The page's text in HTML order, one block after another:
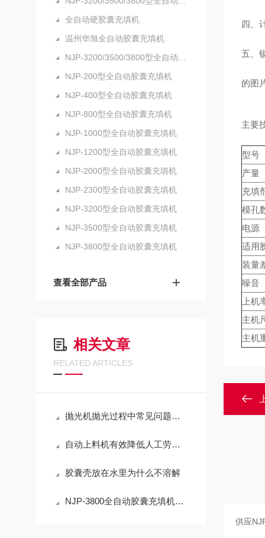
全自动硬胶囊充填机
温州华旭全自动胶囊充填机
NJP-200型全自动胶囊充填机
NJP-400型全自动胶囊充填机
NJP-800型全自动胶囊充填机
NJP-1000型全自动胶囊充填机
NJP-1200型全自动胶囊充填机
NJP-2000型全自动胶囊充填机
NJP-2300型全自动胶囊充填机
NJP-3200型全自动胶囊充填机
NJP-3500型全自动胶囊充填机
NJP-3800型全自动胶囊充填机
查看全部产品
相关文章
RELATED ARTICLES
抛光机抛光过程中常见问题的解决方法
自动上料机有效降低人工劳动强度提高工作效率
胶囊壳放在水里为什么不溶解
NJP-3800全自动胶囊充填机视频
四、
五、
的图
主要
型号
产量
充填
模孔
电源
适用
装量
噪音
上机
主机
主机